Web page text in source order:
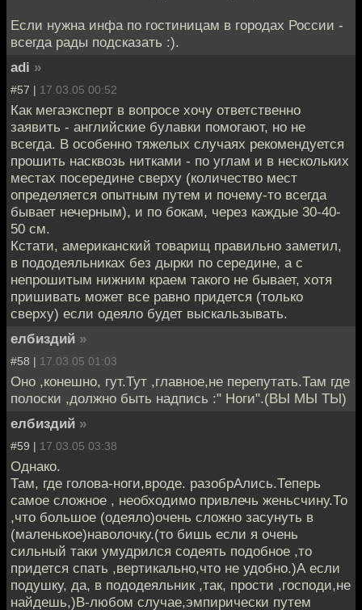
Если нужна инфа по гостиницам в городах России -
всегда рады подсказать :).
adi »
#57 | 17.03.05 00:52
Как мегаэксперт в вопросе хочу ответственно
заявить - английские булавки помогают, но не
всегда. В особенно тяжелых случаях рекомендуется
прошить насквозь нитками - по углам и в нескольких
местах посередине сверху (количество мест
определяется опытным путем и почему-то всегда
бывает нечерным), и по бокам, через каждые 30-40-
50 см.
Кстати, американский товарищ правильно заметил,
в пододеяльниках без дырки по середине, а с
непрошитым нижним краем такого не бывает, хотя
пришивать может все равно придется (только
сверху) если одеяло будет выскальзывать.
елбиздий »
#58 | 17.03.05 01:03
Оно ,конешно, гут.Тут ,главное,не перепутать.Там где
полоски ,должно быть надпись :" Ноги".(ВЫ МЫ ТЫ)
елбиздий »
#59 | 17.03.05 03:38
Однако.
Там, где голова-ноги,вроде. разобрАлись.Теперь
самое сложное , необходимо привлечь женьсчину.То
,что большое (одеяло)очень сложно засунуть в
(маленькое)наволочку.(то бишь если я очень
сильный таки умудрился содеять подобное ,то
придется спать ,вертикально,что не удобно.)А если
подушку, да, в пододеяльник ,так, прости ,господи,не
найдешь,)В-любом случае,эмпирически путем